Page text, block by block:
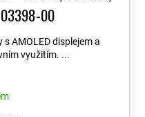
00
AMOLED displejem a
využitím. ...